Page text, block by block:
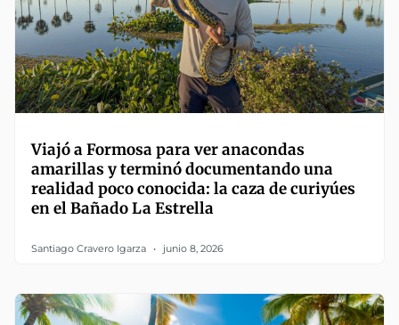
Viajó a Formosa para ver anacondas
amarillas y terminó documentando una
realidad poco conocida: la caza de curiyúes
en el Bañado La Estrella
Santiago Cravero Igarza junio 8, 2026